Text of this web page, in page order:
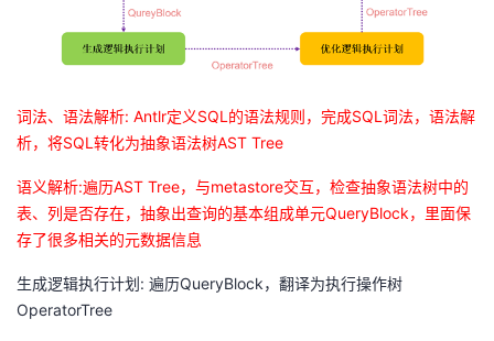
验
收
藏
议
词法、语法解析: Antlr定义SQL 的语法规则，完成SQL 词法，语法解
析，将SQL 转化为抽象语法树AST Tree
语义解析:遍历AST Tree，与metastore交互，检查抽象语法树中的
表、列是否存在，抽象出查询的基本组成单元QueryBlock，里面保
存了很多相关的元数据信息
生成逻辑执行计划: 遍历QueryBlock，翻译为执行操作树
OperatorTree